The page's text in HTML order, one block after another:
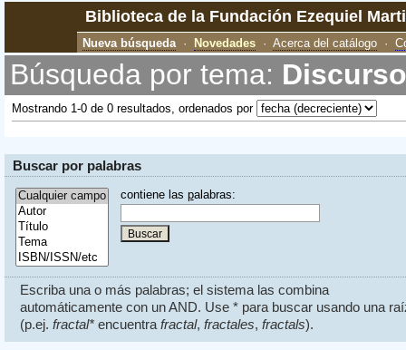
Biblioteca de la Fundación Ezequiel
Nueva búsqueda · Novedades ·Acerca del catálogo ·
Búsqueda por tema:
Mostrando 1-0 de 0 resultados, ordenados por
Buscar por palabras
contiene las palabras:
Escriba una o más palabras; el sistema las combina
automáticamente con un AND. Use * para buscar usando una
(p.ej. fractal*encuentra fractal, fractales, fractals).